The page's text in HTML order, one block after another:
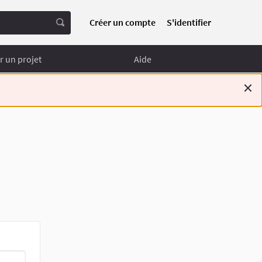
Créer un compte S'identifier
un projet Aide
×